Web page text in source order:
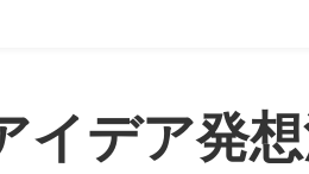
イデア発